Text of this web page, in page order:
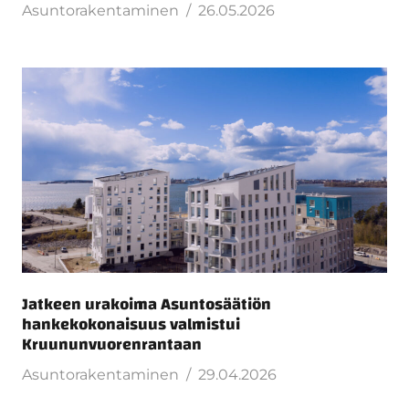
Asuntorakentaminen 26.05.2026
Jatkeen urakoima Asuntosäätiön
hankekokonaisuus valmistui
Kruununvuorenrantaan
Asuntorakentaminen 29.04.2026